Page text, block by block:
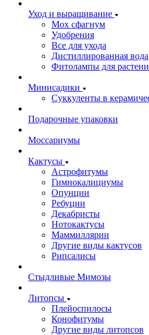
Уход и выращивание
Мох сфагнум
Удобрения
Все для ухода
Дистиллированная вода
Фитолампы для
Минисадики
Суккуленты в
Подарочные упаковки
Моссариумы
Кактусы
Астрофитумы
Гимнокалициумы
Опунции
Ребуции
Декабристы
Нотокактусы
Маммиллярии
Другие виды кактусов
Рипсалисы
Стыдливые Мимозы
Литопсы
Плейоспилосы
Конофитумы
Другие виды литопсов